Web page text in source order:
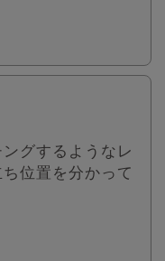
グするようなレ
位置を分かって